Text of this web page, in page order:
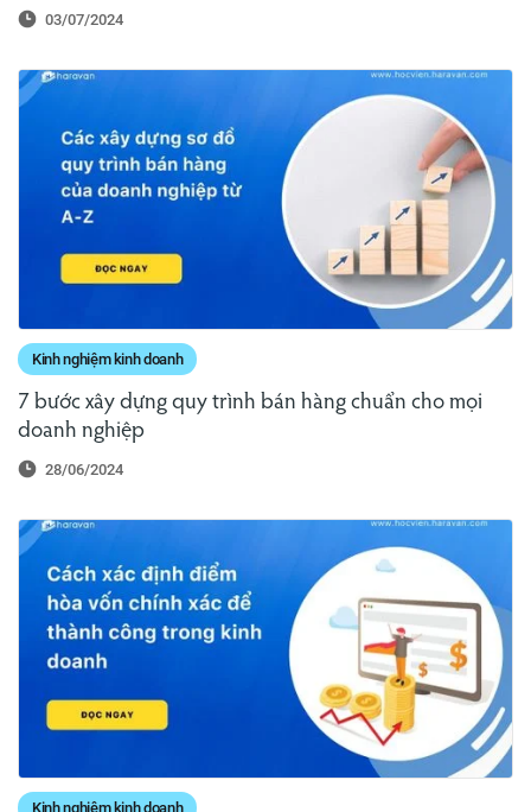
03/07/2024
Kinh nghiệm kinh doanh
7 bước xây dựng quy trình bán hàng chuẩn cho mọi
doanh nghiệp
28/06/2024
Kinh nghiệm kinh doanh